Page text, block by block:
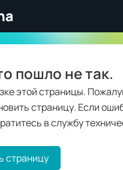
страницу
пошло не так.
этой страницы.
страницу. Если
в службу
страницу